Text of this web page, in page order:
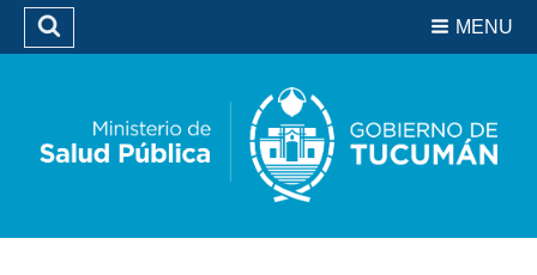
Biblioteca
MENU
Buscar